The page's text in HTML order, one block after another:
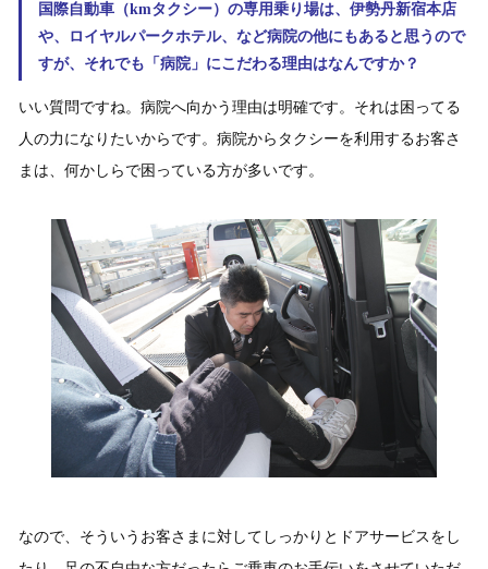
国際自動車（kmタクシー）の専用乗り場は、伊勢丹新宿本店
や、ロイヤルパークホテル、など病院の他にもあると思うので
すが、それでも「病院」にこだわる理由はなんですか？
いい質問ですね。病院へ向かう理由は明確です。それは困ってる
人の力になりたいからです。病院からタクシーを利用するお客さ
まは、何かしらで困っている方が多いです。
なので、そういうお客さまに対してしっかりとドアサービスをし